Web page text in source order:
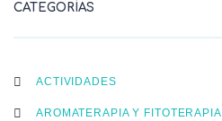
CATEGORÍAS
ACTIVIDADES
AROMATERAPIA Y FITOTERAPIA